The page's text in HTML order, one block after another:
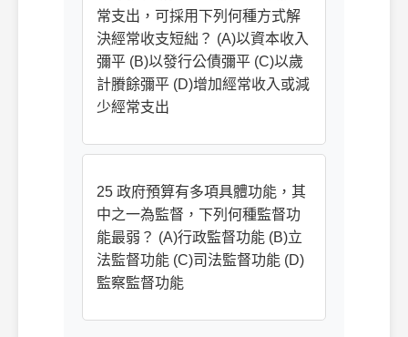
常支出，可採用下列何種方式解
決經常收支短絀？ (A)以資本收入
彌平 (B)以發行公債彌平 (C)以歲
計賸餘彌平 (D)增加經常收入或減
少經常支出
25 政府預算有多項具體功能，其
中之一為監督，下列何種監督功
能最弱？ (A)行政監督功能 (B)立
法監督功能 (C)司法監督功能 (D)
監察監督功能